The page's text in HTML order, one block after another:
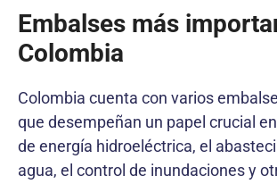
Embalses más
Colombia
Colombia cuenta con varios
que desempeñan un papel crucial
de energía hidroeléctrica, el
agua, el control de inundaciones y